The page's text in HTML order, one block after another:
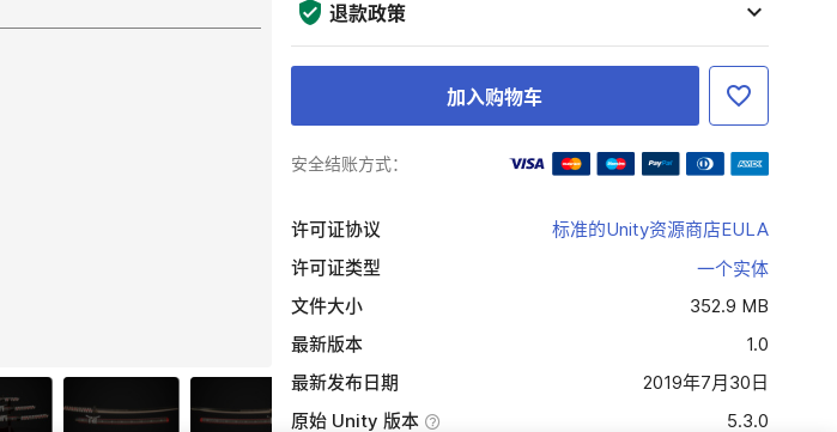
退款政策
加入购物车
安全结账方式：
许可证协议
标准的Unity资源商店EULA
许可证类型
一个实体
文件大小
352.9 MB
最新版本
1.0
最新发布日期
2019年7月30日
原始 Unity 版本
5.3.0